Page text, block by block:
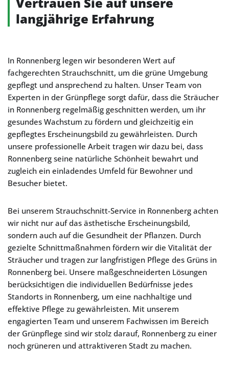
langjährige Erfahrung
In Ronnenberg legen wir besonderen Wert auf
fachgerechten Strauchschnitt, um die grüne Umgebung
gepflegt und ansprechend zu halten. Unser Team von
Experten in der Grünpflege sorgt dafür, dass die Sträucher
in Ronnenberg regelmäßig geschnitten werden, um ihr
gesundes Wachstum zu fördern und gleichzeitig ein
gepflegtes Erscheinungsbild zu gewährleisten. Durch
unsere professionelle Arbeit tragen wir dazu bei, dass
Ronnenberg seine natürliche Schönheit bewahrt und
zugleich ein einladendes Umfeld für Bewohner und
Besucher bietet.
Bei unserem Strauchschnitt-Service in Ronnenberg achten
wir nicht nur auf das ästhetische Erscheinungsbild,
sondern auch auf die Gesundheit der Pflanzen. Durch
gezielte Schnittmaßnahmen fördern wir die Vitalität der
Sträucher und tragen zur langfristigen Pflege des Grüns in
Ronnenberg bei. Unsere maßgeschneiderten Lösungen
berücksichtigen die individuellen Bedürfnisse jedes
Standorts in Ronnenberg, um eine nachhaltige und
effektive Pflege zu gewährleisten. Mit unserem
engagierten Team und unserem Fachwissen im Bereich
der Grünpflege sind wir stolz darauf, Ronnenberg zu einer
noch grüneren und attraktiveren Stadt zu machen.